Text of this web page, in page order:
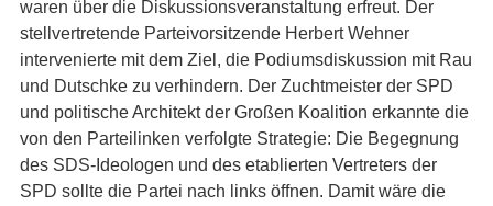
waren über die Diskussionsveranstaltung erfreut. Der
stellvertretende Parteivorsitzende Herbert Wehner
intervenierte mit dem Ziel, die Podiumsdiskussion mit Rau
und Dutschke zu verhindern. Der Zuchtmeister der SPD
und politische Architekt der Großen Koalition erkannte die
von den Parteilinken verfolgte Strategie: Die Begegnung
des SDS-Ideologen und des etablierten Vertreters der
SPD sollte die Partei nach links öffnen. Damit wäre die